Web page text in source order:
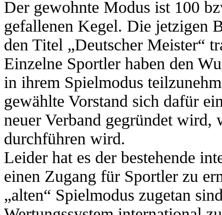
Der gewohnte Modus ist 100
gefallenen Kegel. Die jetzigen
den Titel „Deutscher Meister“
Einzelne Sportler haben den
in ihrem Spielmodus
gewählte Vorstand sich dafür
neuer Verband gegründet wird,
durchführen wird.
Leider hat es der bestehende
einen Zugang für Sportler zu
„alten“ Spielmodus zugetan